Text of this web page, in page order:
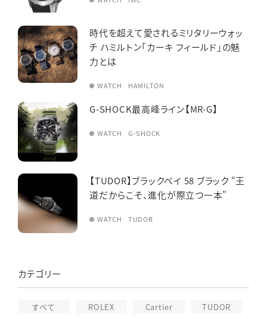
時代を超えて愛されるミリタリーウォッ
チ ハミルトン「カーキ フィールド」の魅
力とは
WATCH HAMILTON
G-SHOCK最高峰ライン【MR-G】
WATCH G-SHOCK
【TUDOR】ブラックベイ 58 ブラック “王
道だからこそ、進化が際立つ一本”
WATCH TUDOR
カテゴリー
すべて ROLEX Cartier
TUDOR